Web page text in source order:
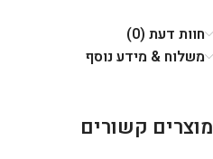
חוות דעת (0)
משלוח & מידע נוסף
מוצרים קשורים